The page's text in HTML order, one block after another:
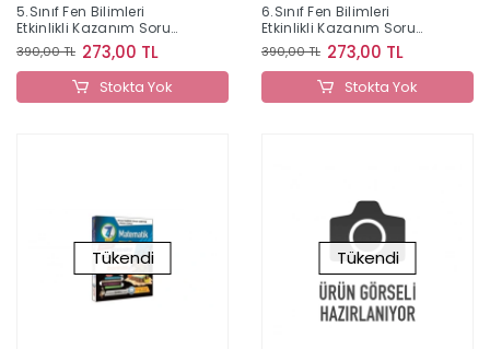
5.Sınıf Fen Bilimleri
Etkinlikli Kazanım Soru
Bankası
390,00 TL 273,00 TL
Stokta Yok
6.Sınıf Fen Bilimleri
Etkinlikli Kazanım Soru
Bankası
390,00 TL 273,00 TL
Stokta Yok
Tükendi Tükendi